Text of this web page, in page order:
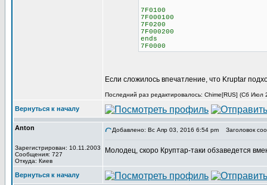
7F0100
7F000100
7F0200
7F000200
ends
7F0000
Если сложилось впечатление, что Kruptar
Последний раз редактировалось: Chime[RUS] (Сб Июл
Вернуться к началу
Anton
Зарегистрирован: 10.11.2003
Сообщения: 727
Откуда: Киев
Добавлено: Вс Апр 03, 2016 6:54 pm Заголовок
Молодец, скоро Круптар-таки обзаведется
Вернуться к началу